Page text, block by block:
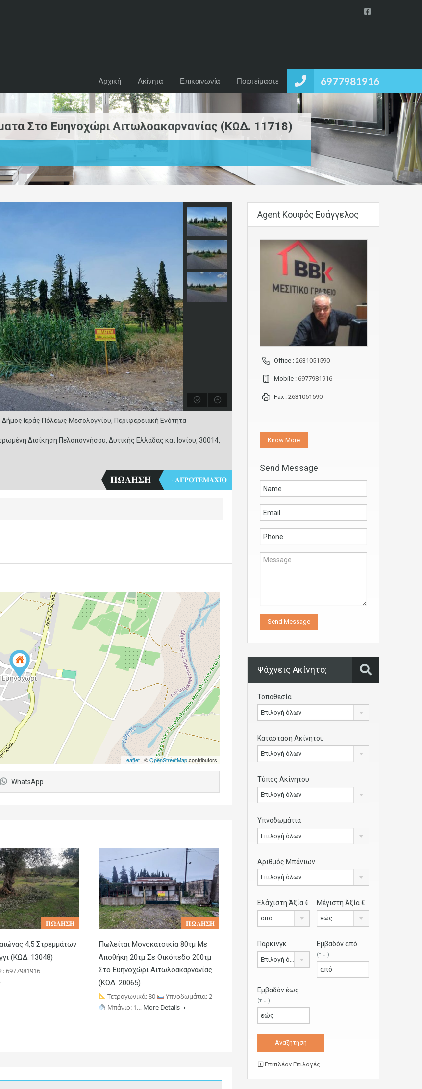
6977981916
Αρχική Ακίνητα Επικοινωνία Ποιοι είμαστε
Στο Ευηνοχώρι Αιτωλοακαρνανίας (ΚΩΔ. 11718)
Ιεράς Πόλεως Μεσολογγίου, Περιφερειακή Ενότητα
Διοίκηση Πελοποννήσου, Δυτικής Ελλάδας και Ιονίου, 30014,
𝚷𝛀𝚲𝚮𝚺𝚮 - 𝚨𝚪𝚸𝚶𝚻𝚬𝚳𝚨𝚾𝚰𝚶
Leaflet | ©OpenStreetMapcontributors
WhatsApp
𝚷𝛀𝚲𝚮𝚺𝚮
4,5 Στρεμμάτων
(ΚΩΔ. 13048)
6977981916
𝚷𝛀𝚲𝚮𝚺𝚮
Πωλείται Μονοκατοικία 80τμ Με
Αποθήκη 20τμ Σε Οικόπεδο 200τμ
Στο Ευηνοχώρι Αιτωλοακαρνανίας
(ΚΩΔ. 20065)
Τετραγωνικά: 80
Υπνοδωμάτια: 2
Μπάνιο: 1… More Details
Agent Κουφός Ευάγγελος
Office : 2631051590
Mobile : 6977981916
Fax : 2631051590
Know More
Send Message
Ψάχνεις Ακίνητο;
Τοποθεσία
Επιλογή όλων
Κατάσταση Ακίνητου
Επιλογή όλων
Τύπος Ακίνητου
Επιλογή όλων
Υπνοδωμάτια
Επιλογή όλων
Αριθμός Μπάνιων
Επιλογή όλων
Ελάχιστη Άξία €
από
Μέγιστη Άξία €
εώς
Πάρκινγκ
Επιλογή όλων
Εμβαδόν από
(τ.μ.)
Εμβαδόν έως
(τ.μ.)
Επιπλέον Επιλογές